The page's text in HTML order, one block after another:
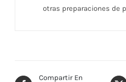
otras preparaciones de
Compartir En